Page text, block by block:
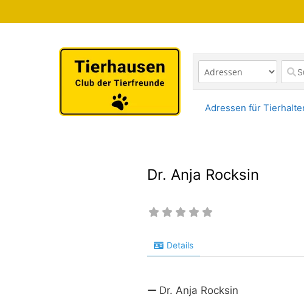
Inhalt
Adressen für
Dr. Anja Rocksin
Details
Dr. Anja Rocksin